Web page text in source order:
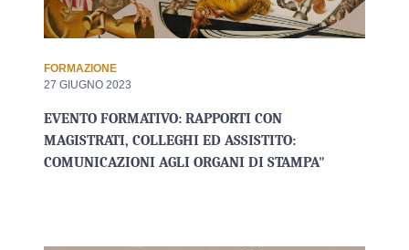
FORMAZIONE
27 GIUGNO 2023
EVENTO FORMATIVO: RAPPORTI CON
MAGISTRATI, COLLEGHI ED ASSISTITO:
COMUNICAZIONI AGLI ORGANI DI STAMPA"